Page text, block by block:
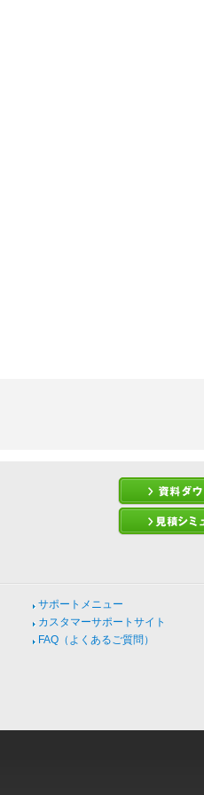
サポートメニュー
カスタマーサポートサイト
FAQ（よくあるご質問）